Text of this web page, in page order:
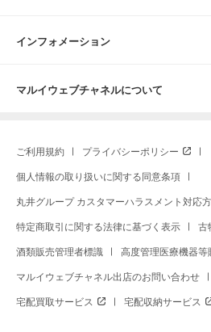
インフォメーション
マルイウェブチャネルについて
ご利用規約 プライバシーポリシー
個人情報の取り扱いに関する同意条項
丸井グループ カスタマーハラスメント対応
特定商取引に関する法律に基づく表示 古
酒類販売管理者標識 高度管理医療機器
マルイウェブチャネル出店のお問い合わせ
宅配買取サービス 宅配収納サービス